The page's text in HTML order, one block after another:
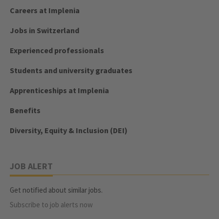
Careers at Implenia
Jobs in Switzerland
Experienced professionals
Students and university graduates
Apprenticeships at Implenia
Benefits
Diversity, Equity & Inclusion (DEI)
JOB ALERT
Get notified about similar jobs.
Subscribe to job alerts now